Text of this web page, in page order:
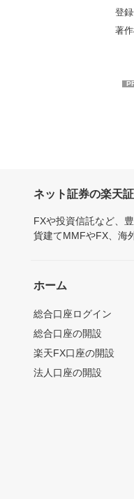
登
著
ネット証券の楽天
FXや投資信託など、
貨建てMMFやFX、海
ホーム
総合口座ログイン
総合口座の開設
楽天FX口座の開設
法人口座の開設